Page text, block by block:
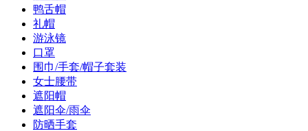
鸭舌帽
礼帽
游泳镜
口罩
围巾/手套/帽子套装
女士腰带
遮阳帽
遮阳伞/雨伞
防晒手套